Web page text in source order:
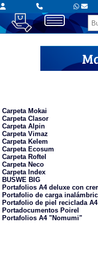
Carpeta Mokai
Carpeta Clasor
Carpeta Alpin
Carpeta Vimaz
Carpeta Kelem
Carpeta Ecosum
Carpeta Roftel
Carpeta Neco
Carpeta Index
BUSWE BIG
Portafolios A4 deluxe con
Portafolio de carga
Portafolio de piel reciclada A4
Portadocumentos Poirel
Portafolios A4 "Nomumi"